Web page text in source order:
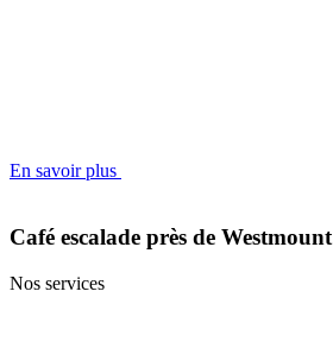
En savoir plus
Café escalade près de Westmount
Nos services